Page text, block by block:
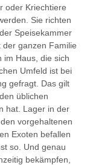
oder Kriechtiere
Sie richten
Speisekammer
ganzen Familie
im Haus, die sich
Umfeld ist bei
gefragt. Das gilt
üblichen
hat. Lager in der
vorgehaltenen
Exoten befallen
so. Und genau
bekämpfen,